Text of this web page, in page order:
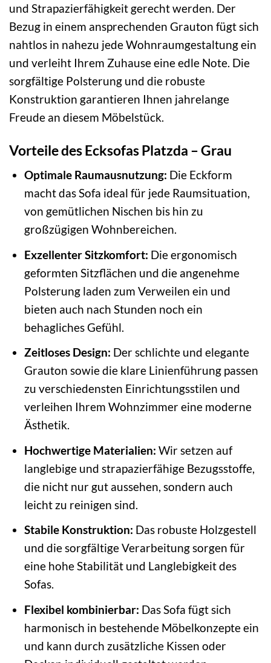
und Strapazierfähigkeit gerecht werden. Der
Bezug in einem ansprechenden Grauton fügt sich
nahtlos in nahezu jede Wohnraumgestaltung ein
und verleiht Ihrem Zuhause eine edle Note. Die
sorgfältige Polsterung und die robuste
Konstruktion garantieren Ihnen jahrelange
Freude an diesem Möbelstück.
Vorteile des Ecksofas Platzda – Grau
Optimale Raumausnutzung: Die Eckform
macht das Sofa ideal für jede Raumsituation,
von gemütlichen Nischen bis hin zu
großzügigen Wohnbereichen.
Exzellenter Sitzkomfort: Die ergonomisch
geformten Sitzflächen und die angenehme
Polsterung laden zum Verweilen ein und
bieten auch nach Stunden noch ein
behagliches Gefühl.
Zeitloses Design: Der schlichte und elegante
Grauton sowie die klare Linienführung passen
zu verschiedensten Einrichtungsstilen und
verleihen Ihrem Wohnzimmer eine moderne
Ästhetik.
Hochwertige Materialien: Wir setzen auf
langlebige und strapazierfähige Bezugsstoffe,
die nicht nur gut aussehen, sondern auch
leicht zu reinigen sind.
Stabile Konstruktion: Das robuste Holzgestell
und die sorgfältige Verarbeitung sorgen für
eine hohe Stabilität und Langlebigkeit des
Sofas.
Flexibel kombinierbar: Das Sofa fügt sich
harmonisch in bestehende Möbelkonzepte ein
und kann durch zusätzliche Kissen oder